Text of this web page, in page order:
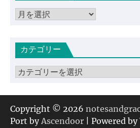
ア
イカテゴリー
カ
ゴ
リ
ー
Copyright © 2026
Port byAscendoor | Powered by